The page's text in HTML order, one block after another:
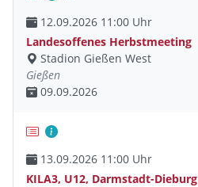
12.09.2026 11:00 Uhr
Landesoffenes Herbstmeeting
Stadion Gießen West
Gießen
09.09.2026
13.09.2026 11:00 Uhr
KILA3, U12, Darmstadt-Dieburg